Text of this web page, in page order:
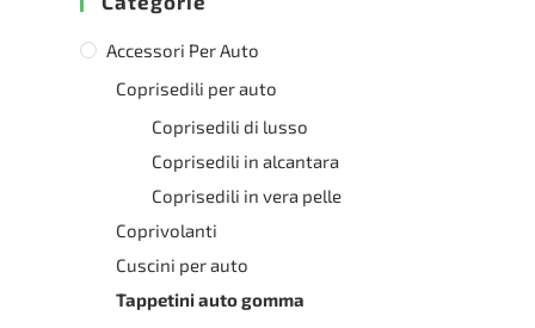
Accessori Per Auto
Coprisedili per auto
Coprisedili di lusso
Coprisedili in alcantara
Coprisedili in vera pelle
Coprivolanti
Cuscini per auto
Tappetini auto gomma